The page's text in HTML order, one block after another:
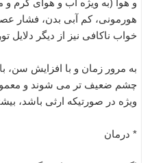
و هوا (به ویژه آب و هوای گرم و
هورمونی، کم آبی بدن، فشار
خواب ناکافی نیز از دیگر دلایل
به مرور زمان و با افزایش
چشم ضعیف تر می شوند و
ویژه در صورتیکه ارثی باشد،
* درمان